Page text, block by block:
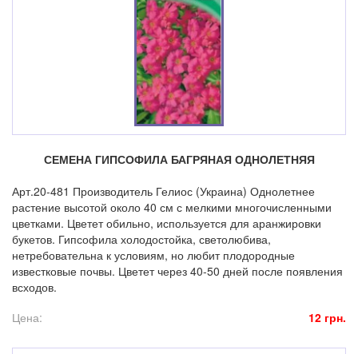
СЕМЕНА ГИПСОФИЛА БАГРЯНАЯ ОДНОЛЕТНЯЯ
Арт.20-481 Производитель Гелиос (Украина) Однолетнее
растение высотой около 40 см с мелкими многочисленными
цветками. Цветет обильно, используется для аранжировки
букетов. Гипсофила холодостойка, светолюбива,
нетребовательна к условиям, но любит плодородные
известковые почвы. Цветет через 40-50 дней после появления
всходов.
Цена:
12 грн.